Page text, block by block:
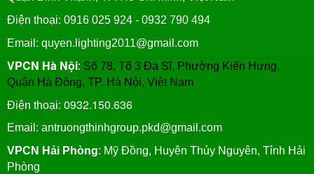
Điện thoại: 0916 025 924 - 0932 790 494
Email: quyen.lighting2011@gmail.com
VPCN Hà Nội: Số 78, Tổ 3 Đa Sĩ, Phường Kiến Hưng,
Quận Hà Đông, TP. Hà Nội, Việt Nam
Điện thoại: 0932.150.636
Email: antruongthinhgroup.pkd@gmail.com
VPCN Hải Phòng: Mỹ Đồng, Huyện Thủy Nguyên, Tỉnh Hải
Phòng